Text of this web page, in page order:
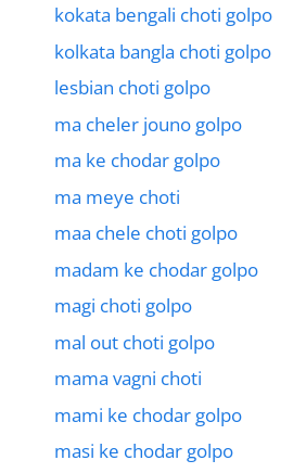
kokata bengali choti golpo
kolkata bangla choti golpo
lesbian choti golpo
ma cheler jouno golpo
ma ke chodar golpo
ma meye choti
maa chele choti golpo
madam ke chodar golpo
magi choti golpo
mal out choti golpo
mama vagni choti
mami ke chodar golpo
masi ke chodar golpo